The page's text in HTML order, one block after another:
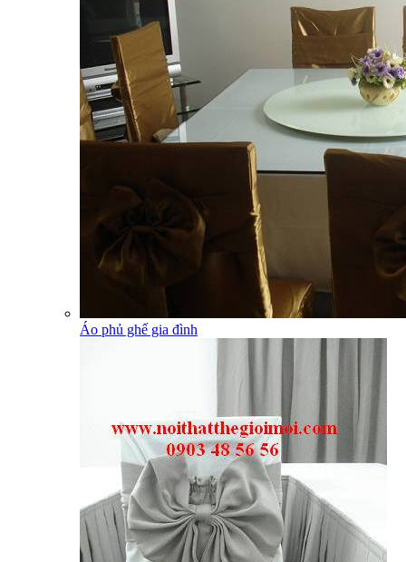
Áo phủ ghế gia đình